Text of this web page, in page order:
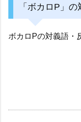
「ボカロP」
ボカロPの対義語・